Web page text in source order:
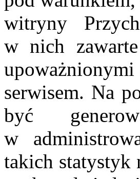
witryny
w nich
serwisem. Na
być
w
takich statystyk